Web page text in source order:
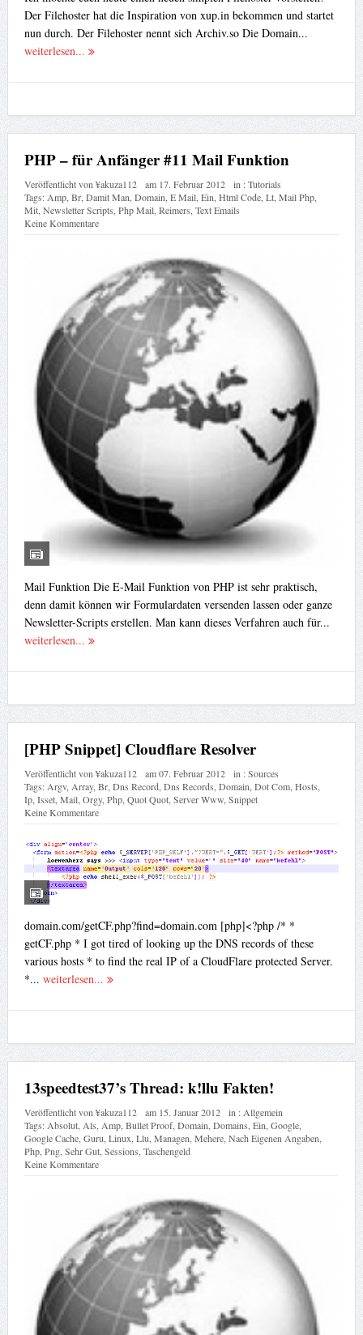
Der Filehoster hat die Inspiration von xup.in bekommen und startet
nun durch. Der Filehoster nennt sich Archiv.so Die Domain...
weiterlesen...
PHP – für Anfänger #11 Mail Funktion
Veröffentlicht von¥akuza112 am 17. Februar 2012 in :Tutorials
Tags:Amp,Br,Damit Man,Domain,E Mail,Ein,Html Code,Lt,Mail Php,
Mit,Newsletter Scripts,Php Mail,Reimers,Text Emails
Keine Kommentare
Mail Funktion Die E-Mail Funktion von PHP ist sehr praktisch,
denn damit können wir Formulardaten versenden lassen oder ganze
Newsletter-Scripts erstellen. Man kann dieses Verfahren auch für...
weiterlesen...
[PHP Snippet] Cloudflare Resolver
Veröffentlicht von¥akuza112 am07. Februar 2012 in :Sources
Tags:Argv,Array,Br,Dns Record,Dns Records,Domain,Dot Com,Hosts,
Ip,Isset,Mail,Orgy,Php,Quot Quot,Server Www,Snippet
Keine Kommentare
domain.com/getCF.php?find=domain.com [php]<?php /* *
getCF.php * I got tired of looking up the DNS records of these
various hosts * to find the real IP of a CloudFlare protected Server.
*... weiterlesen...
13speedtest37’s Thread: k!llu Fakten!
Veröffentlicht von¥akuza112 am 15. Januar 2012 in : Allgemein
Tags: Absolut, Als Amp, Bullet Proof, Domain Domains Ein Google,
Google Cache, Guru Linux Llu Managen Mehere, Nach Eigenen Angaben
Php, Png, Sehr Gut, Sessions Taschengeld
Keine Kommentare